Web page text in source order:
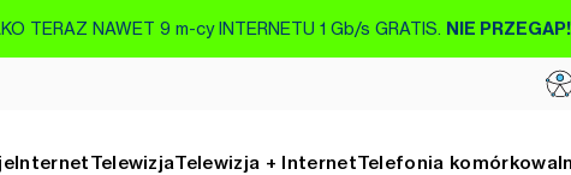
TERAZ NAWET 9 m-cy INTERNETU 1 Gb/s GRATIS. NIE PRZEGAP!
InternetTelewizjaTelewizja + InternetTelefonia komórkowa